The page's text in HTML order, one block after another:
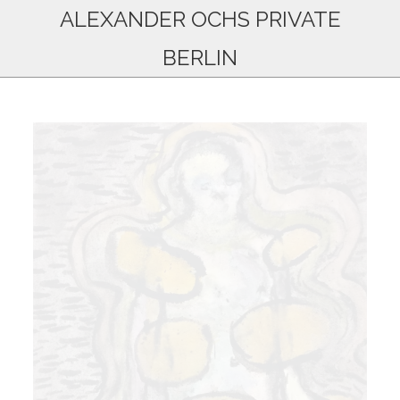
ALEXANDER OCHS PRIVATE
BERLIN